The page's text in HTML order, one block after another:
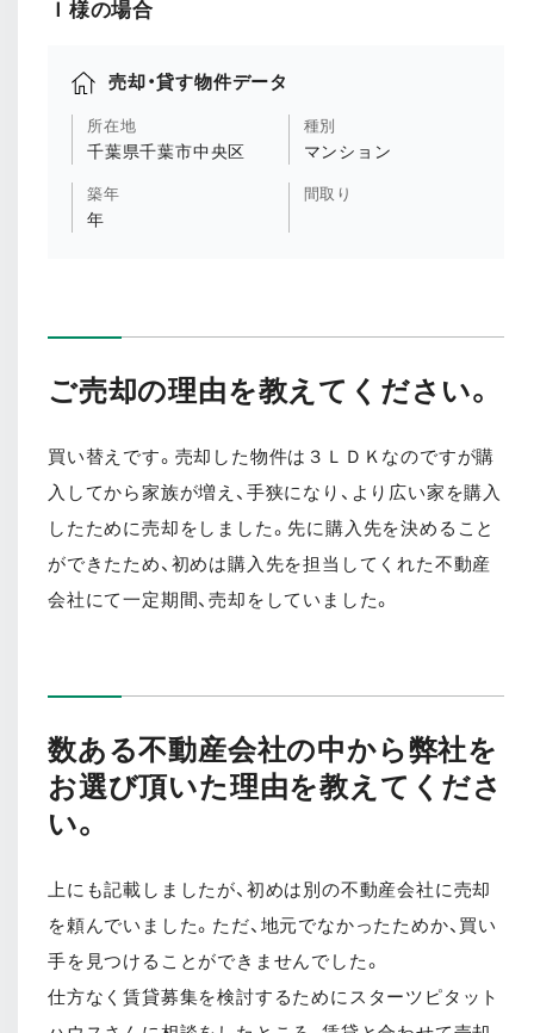
Ｉ様の場合
売却・貸す物件データ
所在地
千葉県千葉市中央区
種別
マンション
築年
年
間取り
ご売却の理由を教えてください。
買い替えです。売却した物件は３ＬＤＫなのですが購
入してから家族が増え、手狭になり、より広い家を購入
したために売却をしました。先に購入先を決めること
ができたため、初めは購入先を担当してくれた不動産
会社にて一定期間、売却をしていました。
数ある不動産会社の中から弊社を
お選び頂いた理由を教えてくださ
い。
上にも記載しましたが、初めは別の不動産会社に売却
を頼んでいました。ただ、地元でなかったためか、買い
手を見つけることができませんでした。
仕方なく賃貸募集を検討するためにスターツピタット